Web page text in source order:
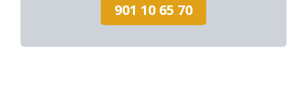
901 10 65 70